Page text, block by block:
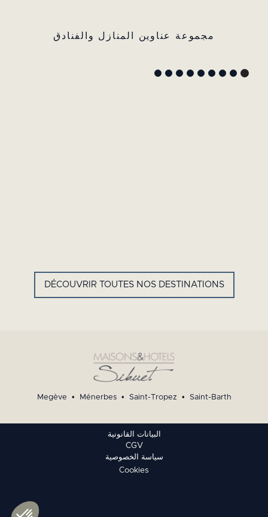
مجموعة عناوين المنازل والفنادق
BARTH -
WEST
DÉCOUVRIR TOUTES NOS DESTINATIONS
Megève • Ménerbes• Saint-Tropez • Saint-Barth
البيانات القانونية
CGV
سياسة الخصوصية
Cookies